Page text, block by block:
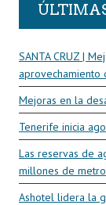
SANTA CRUZ |
aprovechamiento
Mejoras en la
Tenerife inicia
Las reservas de
millones de
Ashotel lidera la